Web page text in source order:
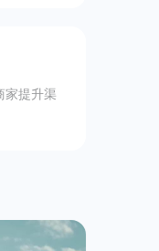
家提升渠